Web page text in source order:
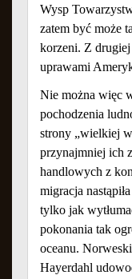
Wysp
zatem być może
korzeni. Z
uprawami
Nie można więc
pochodzenia
strony „wielkiej
przynajmniej ich
handlowych z
migracja
tylko jak
pokonania tak
oceanu.
Hayerdahl